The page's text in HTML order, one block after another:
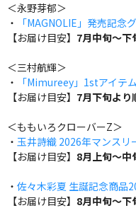
＜永野芽郁＞
・
「MAGNOLIE」発売記念
【お届け目安】 7月中旬～下
＜三村航輝＞
・
「Mimureey」1stアイテ
【お届け目安】 7月下旬より
＜ももいろクローバーZ＞
・ 玉井詩織 2026年マンス
【お届け目安】 8月上旬～中
・ 佐々木彩夏 生誕記念商品
【お届け目安】 8月中旬～下